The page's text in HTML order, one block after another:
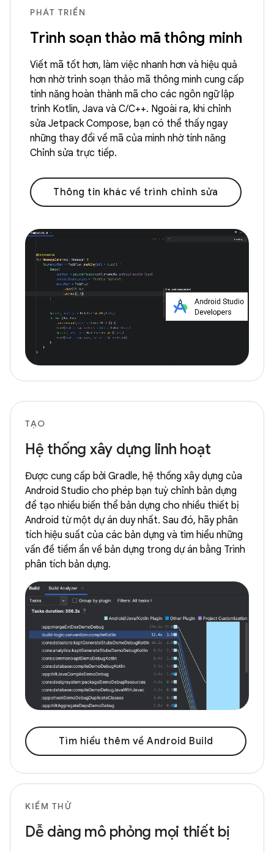
PHÁT TRIỂN
Trình soạn thảo mã thông minh
Viết mã tốt hơn, làm việc nhanh hơn và hiệu quả
hơn nhờ trình soạn thảo mã thông minh cung cấp
tính năng hoàn thành mã cho các ngôn ngữ lập
trình Kotlin, Java và C/C++. Ngoài ra, khi chỉnh
sửa Jetpack Compose, bạn có thể thấy ngay
những thay đổi về mã của mình nhờ tính năng
Chỉnh sửa trực tiếp.
Thông tin khác về trình chỉnh sửa
TẠO
Hệ thống xây dựng linh hoạt
Được cung cấp bởi Gradle, hệ thống xây dựng của
Android Studio cho phép bạn tuỳ chỉnh bản dựng
để tạo nhiều biến thể bản dựng cho nhiều thiết bị
Android từ một dự án duy nhất. Sau đó, hãy phân
tích hiệu suất của các bản dựng và tìm hiểu những
vấn đề tiềm ẩn về bản dựng trong dự án bằng Trình
phân tích bản dựng.
Tìm hiểu thêm về Android Build
KIỂM THỬ
Dễ dàng mô phỏng mọi thiết bị